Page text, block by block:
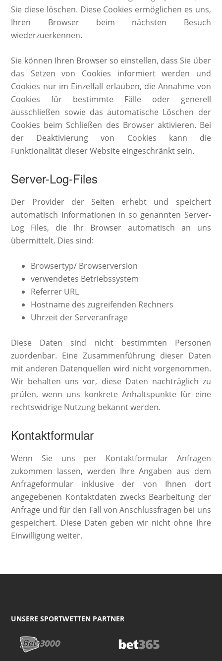
Sie diese löschen. Diese Cookies ermöglichen es uns,
Ihren Browser beim nächsten Besuch
wiederzuerkennen.
Sie können Ihren Browser so einstellen, dass Sie über
das Setzen von Cookies informiert werden und
Cookies nur im Einzelfall erlauben, die Annahme von
Cookies für bestimmte Fälle oder generell
ausschließen sowie das automatische Löschen der
Cookies beim Schließen des Browser aktivieren. Bei
der Deaktivierung von Cookies kann die
Funktionalität dieser Website eingeschränkt sein.
Server-Log-Files
Der Provider der Seiten erhebt und speichert
automatisch Informationen in so genannten Server-
Log Files, die Ihr Browser automatisch an uns
übermittelt. Dies sind:
Browsertyp/ Browserversion
verwendetes Betriebssystem
Referrer URL
Hostname des zugreifenden Rechners
Uhrzeit der Serveranfrage
Diese Daten sind nicht bestimmten Personen
zuordenbar. Eine Zusammenführung dieser Daten
mit anderen Datenquellen wird nicht vorgenommen.
Wir behalten uns vor, diese Daten nachträglich zu
prüfen, wenn uns konkrete Anhaltspunkte für eine
rechtswidrige Nutzung bekannt werden.
Kontaktformular
Wenn Sie uns per Kontaktformular Anfragen
zukommen lassen, werden Ihre Angaben aus dem
Anfrageformular inklusive der von Ihnen dort
angegebenen Kontaktdaten zwecks Bearbeitung der
Anfrage und für den Fall von Anschlussfragen bei uns
gespeichert. Diese Daten geben wir nicht ohne Ihre
Einwilligung weiter.
UNSERE SPORTWETTEN PARTNER